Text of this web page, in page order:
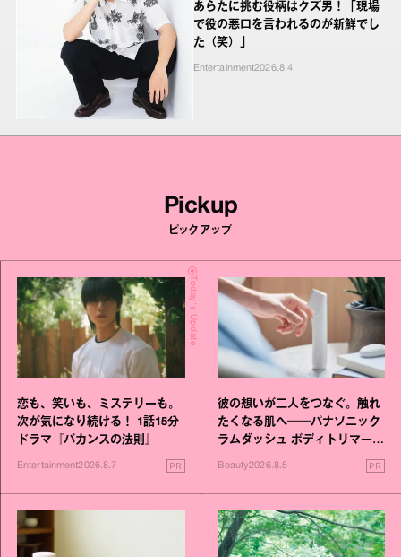
あらたに挑む役柄はクズ男！「現場
で役の悪口を言われるのが新鮮でし
た（笑）」
Entertainment2026.8.4
Pickup
ピックアップ
Today's Update
恋も、笑いも、ミステリーも。
次が気になり続ける！ 1話15分
ドラマ『バカンスの法則』
Entertainment2026.8.7 PR
彼の想いが二人をつなぐ。触れ
たくなる肌へ──パナソニック
ラムダッシュ ボディトリマーが
進化！
Beauty2026.8.5 PR